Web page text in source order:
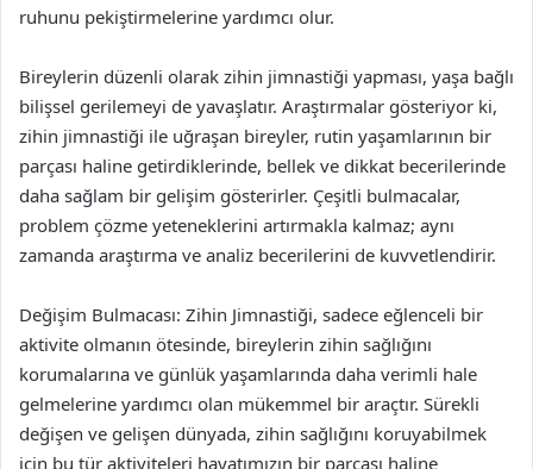
ruhunu pekiştirmelerine yardımcı olur.
Bireylerin düzenli olarak zihin jimnastiği yapması, yaşa bağlı
bilişsel gerilemeyi de yavaşlatır. Araştırmalar gösteriyor ki,
zihin jimnastiği ile uğraşan bireyler, rutin yaşamlarının bir
parçası haline getirdiklerinde, bellek ve dikkat becerilerinde
daha sağlam bir gelişim gösterirler. Çeşitli bulmacalar,
problem çözme yeteneklerini artırmakla kalmaz; aynı
zamanda araştırma ve analiz becerilerini de kuvvetlendirir.
Değişim Bulmacası: Zihin Jimnastiği, sadece eğlenceli bir
aktivite olmanın ötesinde, bireylerin zihin sağlığını
korumalarına ve günlük yaşamlarında daha verimli hale
gelmelerine yardımcı olan mükemmel bir araçtır. Sürekli
değişen ve gelişen dünyada, zihin sağlığını koruyabilmek
için bu tür aktiviteleri hayatımızın bir parçası haline